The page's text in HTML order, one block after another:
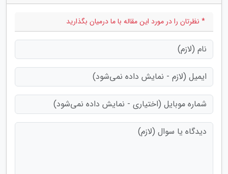
* نظرتان را در مورد این مقاله با ما درمیان بگذارید